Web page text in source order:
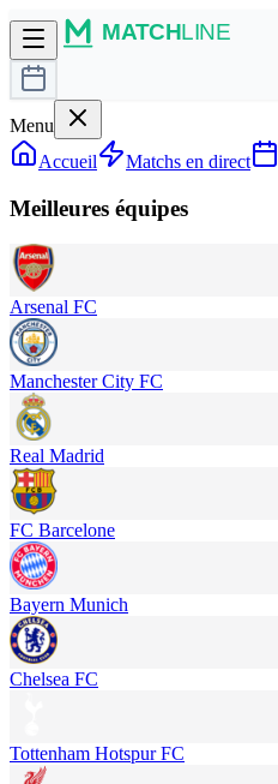
Menu
Accueil
Matchs en direct
Meilleures équipes
Arsenal FC
Manchester City FC
Real Madrid
FC Barcelone
Bayern Munich
Chelsea FC
Tottenham Hotspur FC